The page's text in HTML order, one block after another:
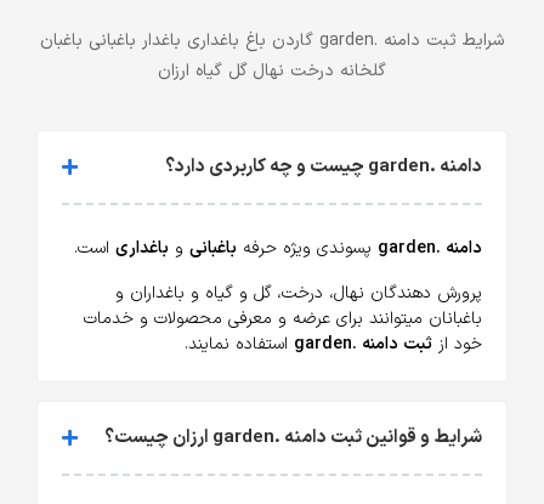
شرایط ثبت دامنه .garden گاردن باغ باغداری باغدار باغبانی باغبان
گلخانه درخت نهال گل گیاه ارزان
دامنه .garden چیست و چه کاربردی دارد؟
دامنه .garden پسوندی ویژه حرفه باغبانی و باغداری است.
پرورش دهندگان نهال، درخت، گل و گیاه و باغداران و
باغبانان میتوانند برای عرضه و معرفی محصولات و خدمات
خود از ثبت دامنه .garden استفاده نمایند.
شرایط و قوانین ثبت دامنه .garden ارزان چیست؟